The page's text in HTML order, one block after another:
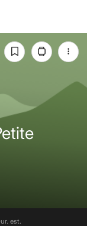
est.